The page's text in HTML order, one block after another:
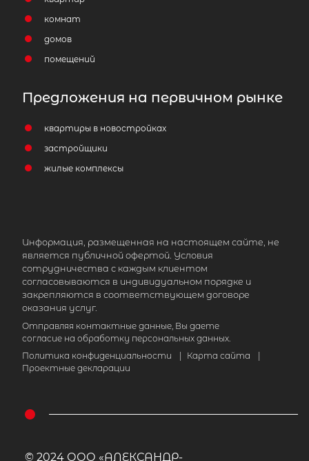
городское поселение,
некоммерческое товарищество
Медик-2
27 000 000 ₽ продажа
Ладожская Всеволожский район
Количество соток
комнат
домов
помещений
Предложения на первичном рынке
квартиры в новостройках
застройщики
жилые комплексы
Информация, размещенная на настоящем сайте, не
является публичной офертой. Условия
сотрудничества с каждым клиентом
согласовываются в индивидуальном порядке и
закрепляются в соответствующем договоре
оказания услуг.
Отправляя контактные данные, Вы даете
согласие на обработку персональных данных.
Политика конфиденциальности
| Карта сайта
|
Проектные декларации
© 2024 ООО «АЛЕКСАНДР-